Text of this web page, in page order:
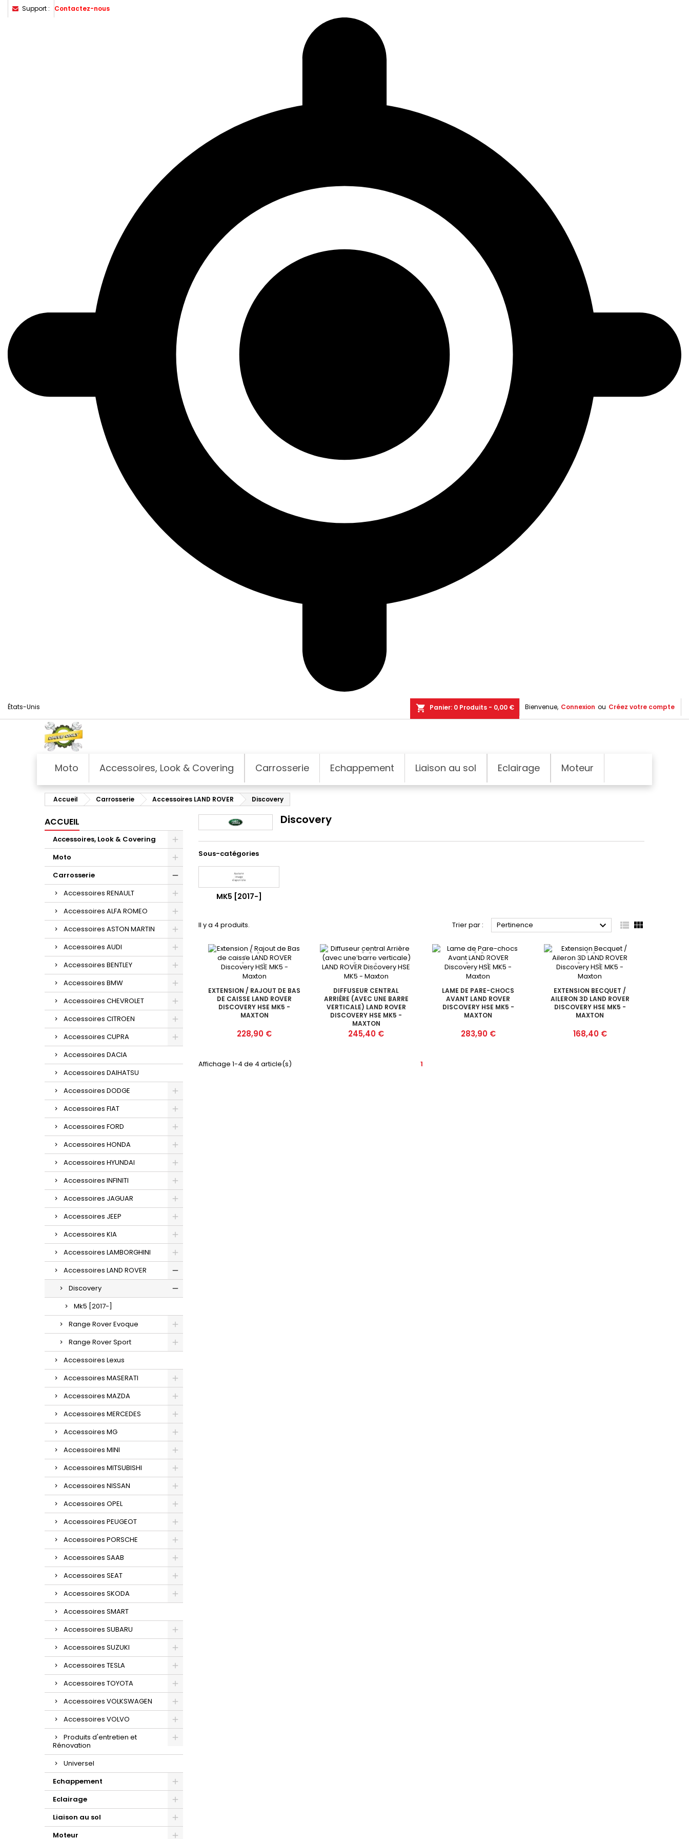
Support : Contactez-nous
États-Unis Bienvenue, Connexion ou Créez votre compte
shopping_cart Panier: 0 Produits - 0,00 €
Moto Accessoires, Look & Covering Carrosserie Echappement Liaison au sol Eclairage Moteur
Accueil Carrosserie Accessoires LAND ROVER Discovery
ACCUEIL
Accessoires, Look & Covering
Moto
Carrosserie
Accessoires RENAULT
Accessoires ALFA ROMEO
Accessoires ASTON MARTIN
Accessoires AUDI
Accessoires BENTLEY
Accessoires BMW
Accessoires CHEVROLET
Accessoires CITROEN
Accessoires CUPRA
Accessoires DACIA
Accessoires DAIHATSU
Accessoires DODGE
Accessoires FIAT
Accessoires FORD
Accessoires HONDA
Accessoires HYUNDAI
Accessoires INFINITI
Accessoires JAGUAR
Accessoires JEEP
Accessoires KIA
Accessoires LAMBORGHINI
Accessoires LAND ROVER
Discovery
Mk5 [2017-]
Range Rover Evoque
Range Rover Sport
Accessoires Lexus
Accessoires MASERATI
Accessoires MAZDA
Accessoires MERCEDES
Accessoires MG
Accessoires MINI
Accessoires MITSUBISHI
Accessoires NISSAN
Accessoires OPEL
Accessoires PEUGEOT
Accessoires PORSCHE
Accessoires SAAB
Accessoires SEAT
Accessoires SKODA
Accessoires SMART
Accessoires SUBARU
Accessoires SUZUKI
Accessoires TESLA
Accessoires TOYOTA
Accessoires VOLKSWAGEN
Accessoires VOLVO
Produits d'entretien et
Rénovation
Universel
Echappement
Eclairage
Liaison au sol
Moteur
Discovery
Sous-catégories
MK5 [2017-]
Il y a 4 produits. Trier par : Pertinence   
EXTENSION / RAJOUT DE BAS
DE CAISSE LAND ROVER
DISCOVERY HSE MK5 -
MAXTON
Prix
228,90 €
DIFFUSEUR CENTRAL
ARRIÈRE (AVEC UNE BARRE
VERTICALE) LAND ROVER
DISCOVERY HSE MK5 -
MAXTON
Prix
245,40 €
LAME DE PARE-CHOCS
AVANT LAND ROVER
DISCOVERY HSE MK5 -
MAXTON
Prix
283,90 €
EXTENSION BECQUET /
AILERON 3D LAND ROVER
DISCOVERY HSE MK5 -
MAXTON
Prix
168,40 €
Affichage 1-4 de 4 article(s) 1